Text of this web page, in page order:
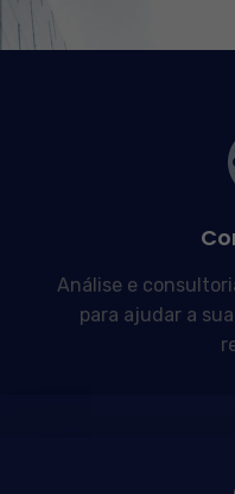
Análise e
para ajudar a